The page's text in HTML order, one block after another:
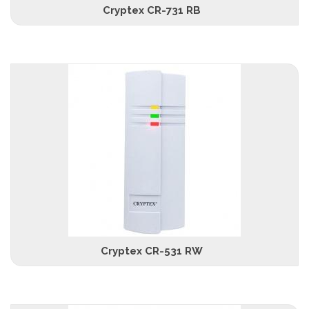
Cryptex CR-731 RB
Cryptex CR-531 RW